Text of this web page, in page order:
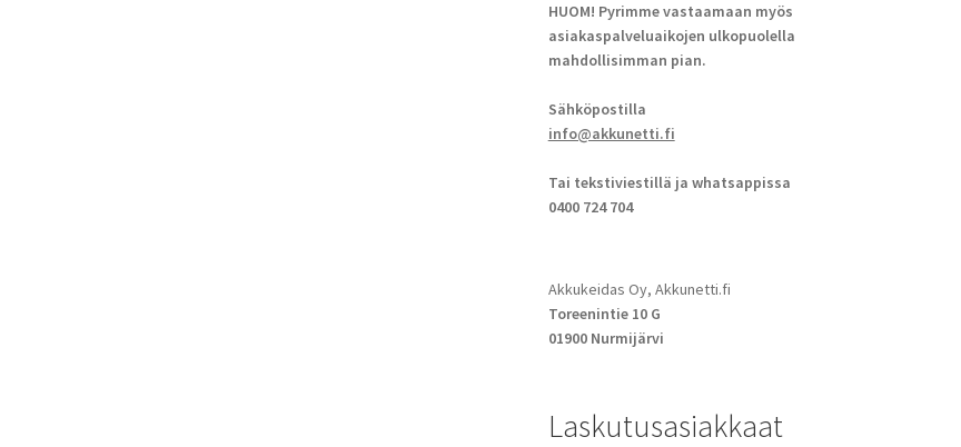
HUOM! Pyrimme vastaamaan myös
asiakaspalveluaikojen ulkopuolella
mahdollisimman pian.
Sähköpostilla
info@akkunetti.fi
Tai tekstiviestillä ja whatsappissa
0400 724 704
Akkukeidas Oy, Akkunetti.fi
Toreenintie 10 G
01900 Nurmijärvi
Laskutusasiakkaat